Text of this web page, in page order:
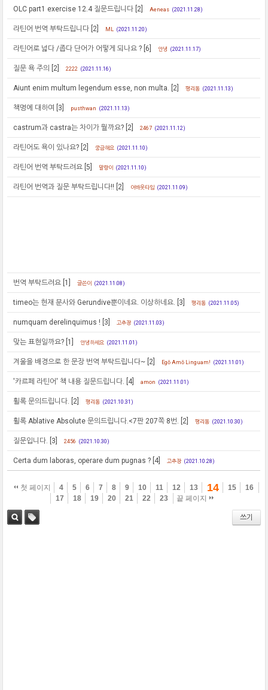
OLC part1 exercise 12.4 질문드립니다 [2] Aeneas (2021.11.28)
라틴어 번역 부탁드립니다 [2] ML (2021.11.20)
라틴어로 넓다 /좁다 단어가 어떻게 되나요 ? [6] 안녕 (2021.11.17)
질문 욕 주의 [2] 2222 (2021.11.16)
Aiunt enim multum legendum esse, non multa. [2] 평리동 (2021.11.13)
책명에 대하여 [3] pusthwan (2021.11.13)
castrum과 castra는 차이가 뭘까요? [2] 2467 (2021.11.12)
라틴어도 욕이 있나요? [2] 궁금해요 (2021.11.10)
라틴어 번역 부탁드려요 [5] 말랑이 (2021.11.10)
라틴어 번역과 질문 부탁드립니다!! [2] 어바웃타임 (2021.11.09)
번역 부탁드려요 [1] 글쓴이 (2021.11.08)
timeo는 현재 분사와 Gerundive뿐이네요. 이상하네요. [3] 평리동 (2021.11.05)
numquam derelinquimus ! [3] 고추장 (2021.11.03)
맞는 표현일까요? [1] 안녕하세요 (2021.11.01)
겨울을 배경으로 한 문장 번역 부탁드립니다~ [2] Egō Amō Linguam! (2021.11.01)
'카르페 라틴어' 책 내용 질문드립니다. [4] amon (2021.11.01)
휠록 문의드립니다. [2] 평리동 (2021.10.31)
휠록 Ablative Absolute 문의드립니다.<7판 207쪽 8번. [2] 평리동 (2021.10.30)
질문입니다. [3] 2456 (2021.10.30)
Certa dum laboras, operare dum pugnas ? [4] 고추장 (2021.10.28)
첫 페이지 4 5 6 7 8 9 10 11 12 13 14 15
16
17
18 19 20 21 22 23 끝 페이지
쓰기